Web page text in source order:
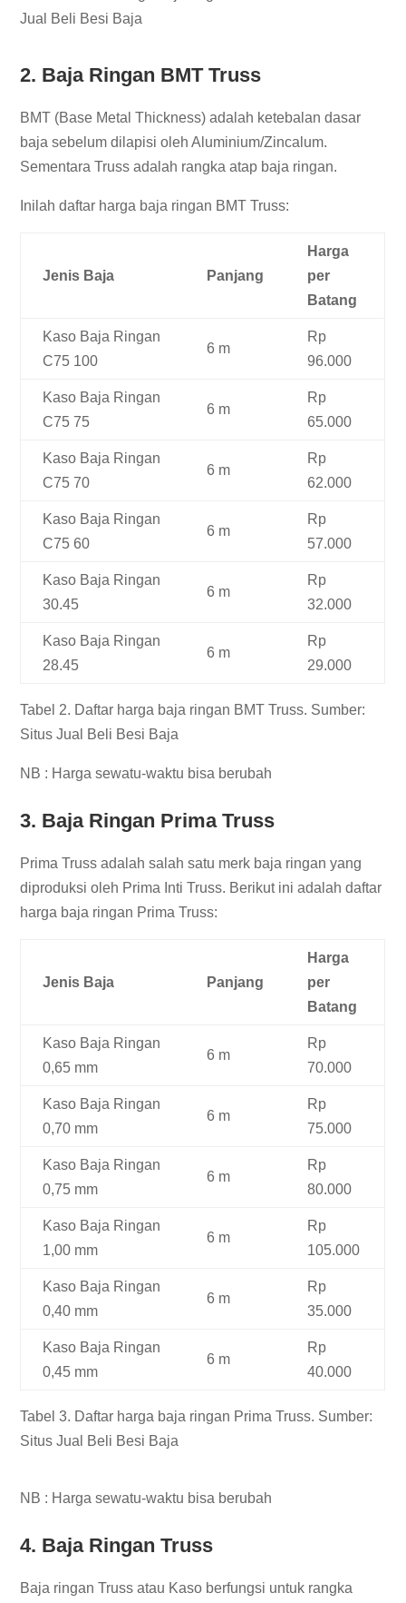
Jual Beli Besi Baja
2. Baja Ringan BMT Truss
BMT (Base Metal Thickness) adalah ketebalan dasar
baja sebelum dilapisi oleh Aluminium/Zincalum.
Sementara Truss adalah rangka atap baja ringan.
Inilah daftar harga baja ringan BMT Truss:
Jenis Baja Panjang
Harga
per
Batang
Kaso Baja Ringan
C75 100
6 m
Rp
96.000
Kaso Baja Ringan
C75 75
6 m
Rp
65.000
Kaso Baja Ringan
C75 70
6 m
Rp
62.000
Kaso Baja Ringan
C75 60
6 m
Rp
57.000
Kaso Baja Ringan
30.45
6 m
Rp
32.000
Kaso Baja Ringan
28.45
6 m
Rp
29.000
Tabel 2. Daftar harga baja ringan BMT Truss. Sumber:
Situs Jual Beli Besi Baja
NB : Harga sewatu-waktu bisa berubah
3. Baja Ringan Prima Truss
Prima Truss adalah salah satu merk baja ringan yang
diproduksi oleh Prima Inti Truss. Berikut ini adalah daftar
harga baja ringan Prima Truss:
Jenis Baja Panjang
Harga
per
Batang
Kaso Baja Ringan
0,65 mm
6 m
Rp
70.000
Kaso Baja Ringan
0,70 mm
6 m
Rp
75.000
Kaso Baja Ringan
0,75 mm
6 m
Rp
80.000
Kaso Baja Ringan
1,00 mm
6 m
Rp
105.000
Kaso Baja Ringan
0,40 mm
6 m
Rp
35.000
Kaso Baja Ringan
0,45 mm
6 m
Rp
40.000
Tabel 3. Daftar harga baja ringan Prima Truss. Sumber:
Situs Jual Beli Besi Baja
NB : Harga sewatu-waktu bisa berubah
4. Baja Ringan Truss
Baja ringan Truss atau Kaso berfungsi untuk rangka